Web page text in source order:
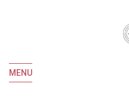
MENU